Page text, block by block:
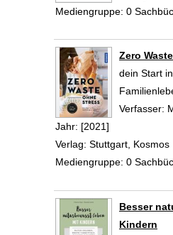
Mediengruppe: 0
Zero
dein Start
Verfasser:
Jahr: [2021]
Verlag: Stuttgart, Kosmos
Mediengruppe: 0
Besser
Kindern